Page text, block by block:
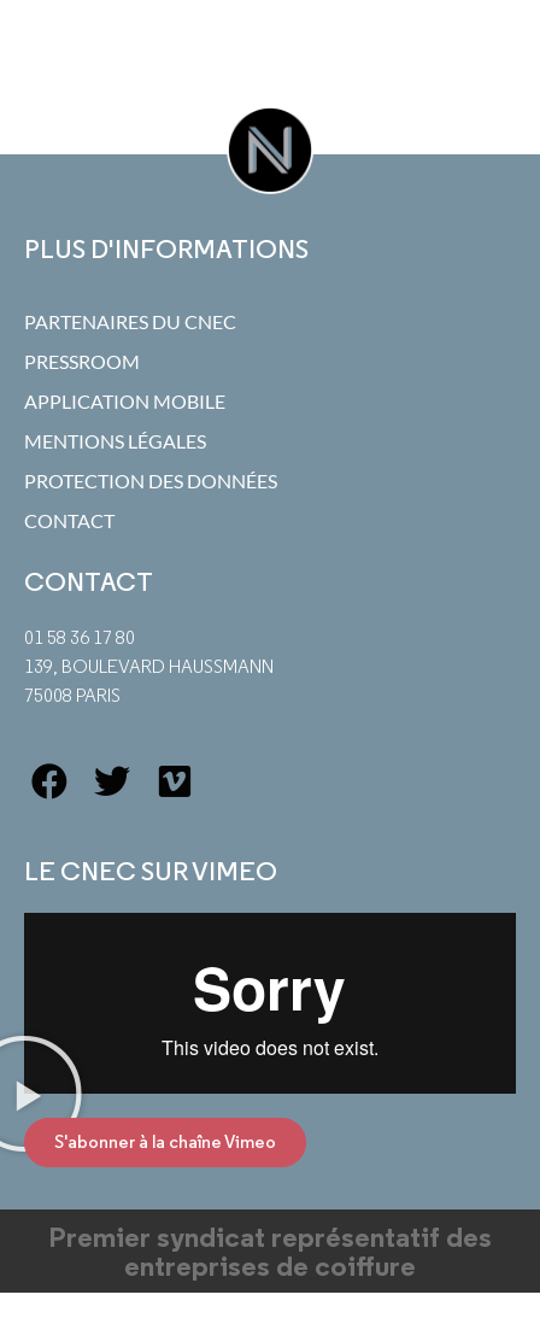
PLUS D'INFORMATIONS
PARTENAIRES DU CNEC
PRESSROOM
APPLICATION MOBILE
MENTIONS LÉGALES
PROTECTION DES DONNÉES
CONTACT
CONTACT
01 58 36 17 80
139, BOULEVARD HAUSSMANN
75008 PARIS
LE CNEC SUR VIMEO
S'abonner à la chaîne Vimeo
Premier syndicat représentatif des
entreprises de coiffure